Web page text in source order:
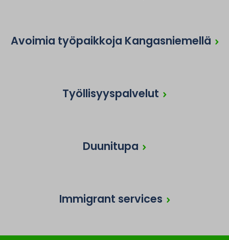
Avoimia työpaikkoja Kangasniemellä
Työllisyyspalvelut
Duunitupa
Immigrant services